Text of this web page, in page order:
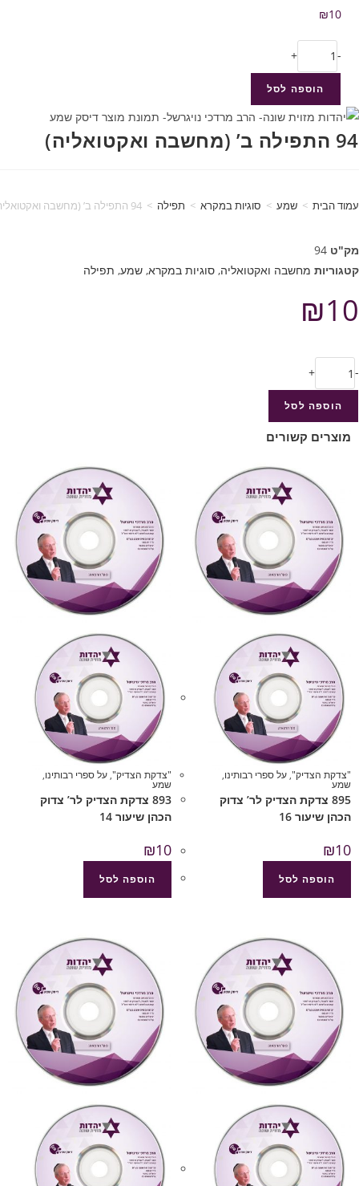
₪10
-
+
הוספה לסל
94 התפילה ב’ (מחשבה ואקטואליה)
עמוד הבית > שמע > סוגיות במקרא > תפילה > 94 התפילה ב’ (מחשבה ואקטואליה)
מק"ט 94
קטגוריות מחשבה ואקטואליה, סוגיות במקרא, שמע, תפילה
₪10
-
+
הוספה לסל
מוצרים קשורים
"צדקת הצדיק",על ספרי רבותינו,
שמע
895 צדקת הצדיק לר’ צדוק
הכהן שיעור 16
₪10
הוספה לסל
"צדקת הצדיק",על ספרי רבותינו,
שמע
893 צדקת הצדיק לר’ צדוק
הכהן שיעור 14
₪10
הוספה לסל